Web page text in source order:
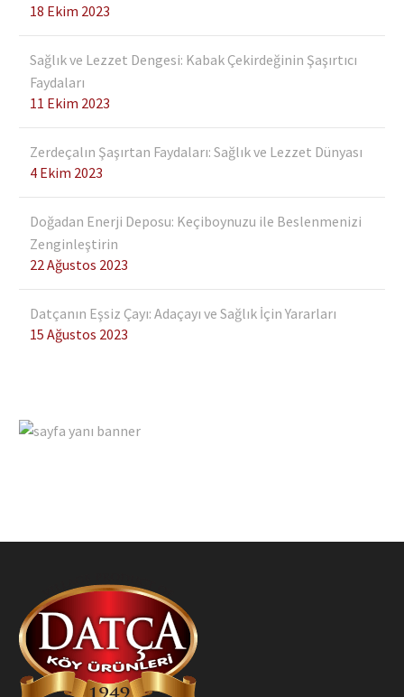
18 Ekim 2023
Sağlık ve Lezzet Dengesi: Kabak Çekirdeğinin Şaşırtıcı
Faydaları
11 Ekim 2023
Zerdeçalın Şaşırtan Faydaları: Sağlık ve Lezzet Dünyası
4 Ekim 2023
Doğadan Enerji Deposu: Keçiboynuzu ile Beslenmenizi
Zenginleştirin
22 Ağustos 2023
Datçanın Eşsiz Çayı: Adaçayı ve Sağlık İçin Yararları
15 Ağustos 2023